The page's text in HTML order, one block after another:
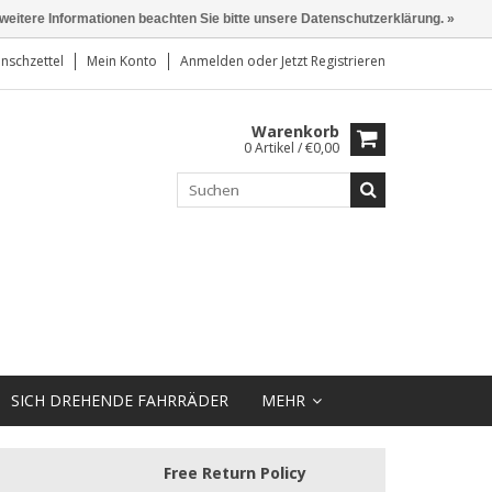
Mein Konto Anmelden oder Jetzt Registrieren
Warenkorb
0 Artikel / €0,00
SICH DREHENDE FAHRRÄDER MEHR
Free Return Policy
Informationen beachten Sie bitte unsere Datenschutzerklärung. »